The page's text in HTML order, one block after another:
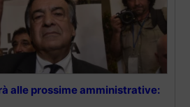
alle prossime amministrative: